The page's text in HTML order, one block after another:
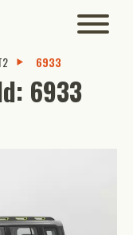
6933
6933